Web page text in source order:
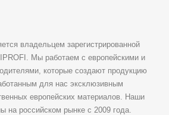
владельцем зарегистрированной
Мы работаем с европейскими и
которые создают продукцию
для нас эксклюзивным
европейских материалов. Наши
на российском рынке с 2009 года.